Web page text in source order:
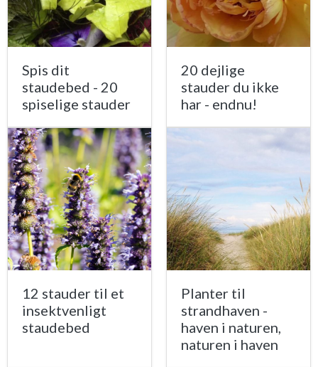
Spis dit
staudebed - 20
spiselige stauder
20 dejlige
stauder du ikke
har - endnu!
12 stauder til et
insektvenligt
staudebed
Planter til
strandhaven -
haven i naturen,
naturen i haven